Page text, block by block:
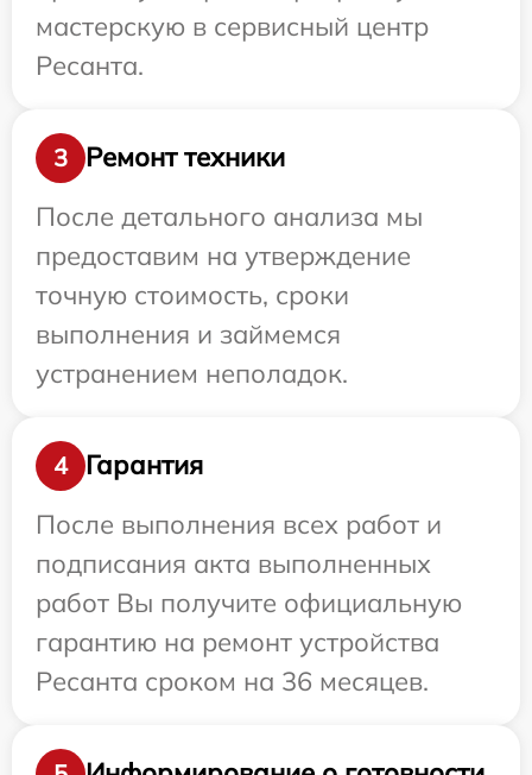
мастерскую в сервисный центр
Ресанта.
3
Ремонт техники
После детального анализа мы
предоставим на утверждение
точную стоимость, сроки
выполнения и займемся
устранением неполадок.
4
Гарантия
После выполнения всех работ и
подписания акта выполненных
работ Вы получите официальную
гарантию на ремонт устройства
Ресанта сроком на 36 месяцев.